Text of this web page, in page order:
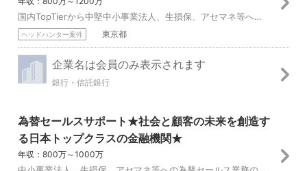
国内TopTierから中堅中小事業法人、生損保、アセマネ等への為替セールス業務。 ①Top Tier事業法人や生損保、アセマネ等に対して、為替セールスディー...
ヘッドハンター案件 東京都
企業名は会員のみ表示されます
銀行・信託銀行
為替セールスサポート★社会と顧客の未来を創造す
る日本トップクラスの金融機関★
年収：800万～1000万